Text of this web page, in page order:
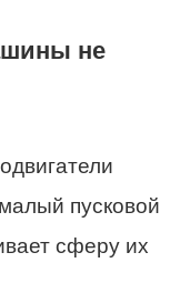
не
пусковой
сферу их